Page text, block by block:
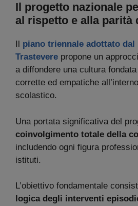
Il progetto nazionale
al rispetto e alla parità
Il piano triennale adottato
Trastevere propone un
a diffondere una cultura
corrette ed empatiche
scolastico.
Una portata significativa del
coinvolgimento totale della
includendo ogni figura
istituti.
L’obiettivo fondamentale
logica degli interventi